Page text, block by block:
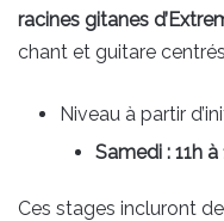
racines gitanes
chant et guitare
Niveau à partir
Samedi : 11h à
Ces stages incluront